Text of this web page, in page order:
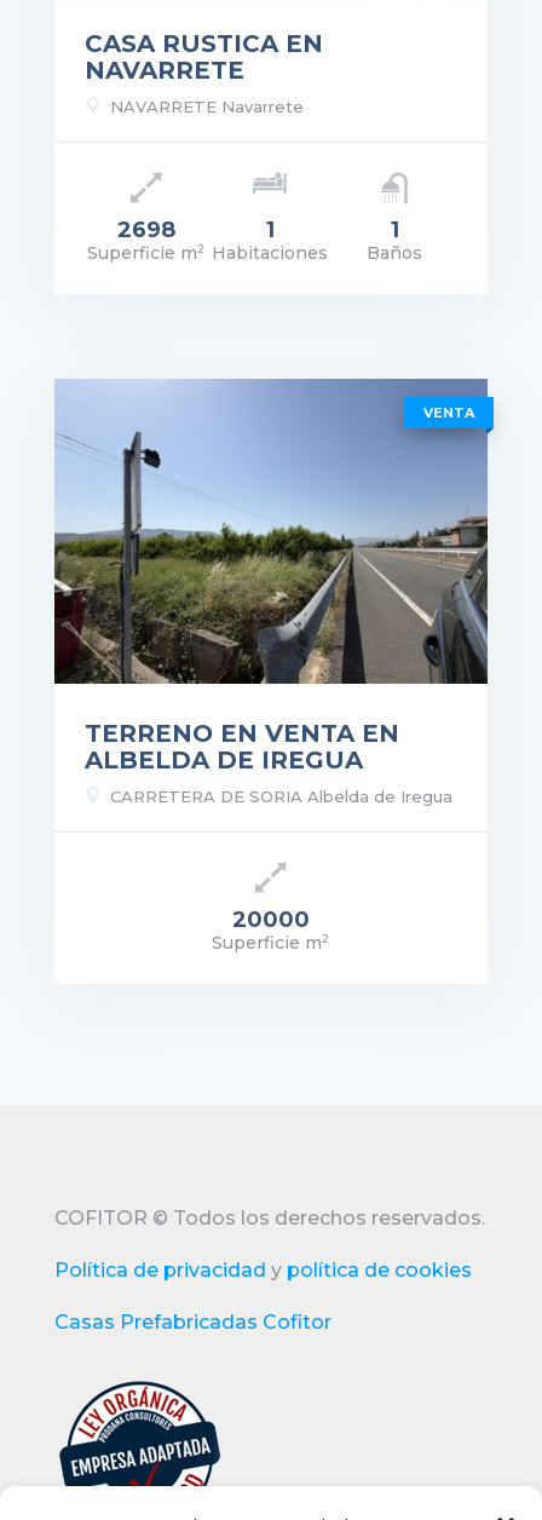
CASA RUSTICA EN
NAVARRETE
 NAVARRETE Navarrete
2698
Superficie m2
1
Habitaciones
1
Baños
VENTA
TERRENO EN VENTA EN
ALBELDA DE IREGUA
 CARRETERA DE SORIA Albelda de Iregua
20000
Superficie m2
COFITOR © Todos los derechos reservados.
Política de privacidad y política de cookies
Casas Prefabricadas Cofitor